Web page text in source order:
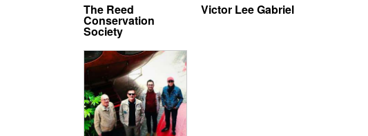
The Reed
Conservation
Society
Victor Lee Gabriel